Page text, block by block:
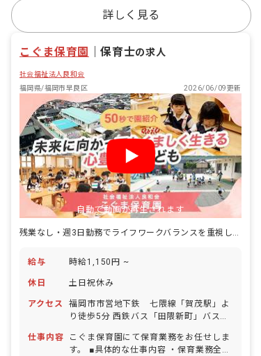
詳しく見る
こぐま保育園 ｜保育士の求人
社会福祉法人良和会
福岡県/福岡市早良区
2026/06/09更新
自動で動画が再生されます
残業なし・週3日勤務でライフワークバランスを重視しやすい環境です
給与 時給1,150円 ~
休日 土日祝休み
アクセス
福岡市市営地下鉄 七隈線「賀茂駅」よ
り徒歩5分 西鉄バス「田隈新町」バス停
（駐車場代自己負担、駐輪場は無料）
仕事内容
こぐま保育園にて保育業務をお任せしま
す。 ■具体的な仕事内容 ・保育業務全般